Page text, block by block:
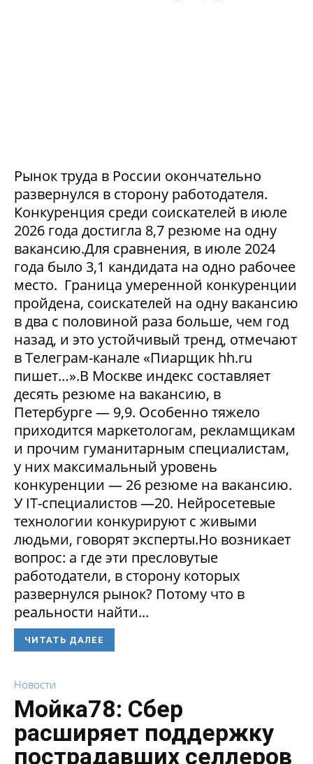
Рынок труда в России окончательно
развернулся в сторону работодателя.
Конкуренция среди соискателей в июле
2026 года достигла 8,7 резюме на одну
вакансию.Для сравнения, в июле 2024
года было 3,1 кандидата на одно рабочее
место. Граница умеренной конкуренции
пройдена, соискателей на одну вакансию
в два с половиной раза больше, чем год
назад, и это устойчивый тренд, отмечают
в Телеграм-канале «Пиарщик hh.ru
пишет…».В Москве индекс составляет
десять резюме на вакансию, в
Петербурге — 9,9. Особенно тяжело
приходится маркетологам, рекламщикам
и прочим гуманитарным специалистам,
у них максимальный уровень
конкуренции — 26 резюме на вакансию.
У IT-специалистов —20. Нейросетевые
технологии конкурируют с живыми
людьми, говорят эксперты.Но возникает
вопрос: а где эти пресловутые
работодатели, в сторону которых
развернулся рынок? Потому что в
реальности найти...
ЧИТАТЬ ДАЛЕЕ
Новости
Мойка78: Сбер
расширяет поддержку
пострадавших селлеров